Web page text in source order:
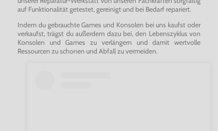
auf Funktionalität getestet, gereinigt und bei Bedarf repariert.
Indem du gebrauchte Games und Konsolen bei uns kaufst oder
verkaufst, trägst du außerdem dazu bei, den Lebenszyklus von
Konsolen und Games zu verlängern und damit wertvolle
Ressourcen zu schonen und Abfall zu vermeiden.